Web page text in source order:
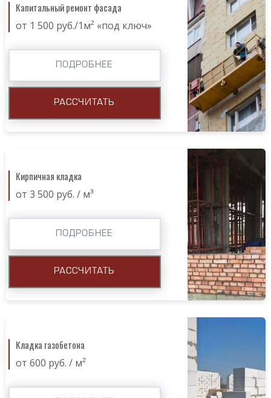
Капитальный ремонт фасада
от 1 500 руб./1м² «под ключ»
ПОДРОБНЕЕ
РАССЧИТАТЬ
Кирпичная кладка
от 3 500 руб. / м³
ПОДРОБНЕЕ
РАССЧИТАТЬ
Кладка газобетона
от 600 руб. / м²